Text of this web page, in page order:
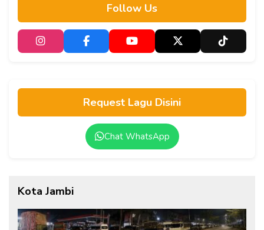
Follow Us
Request Lagu Disini
Chat WhatsApp
Kota Jambi